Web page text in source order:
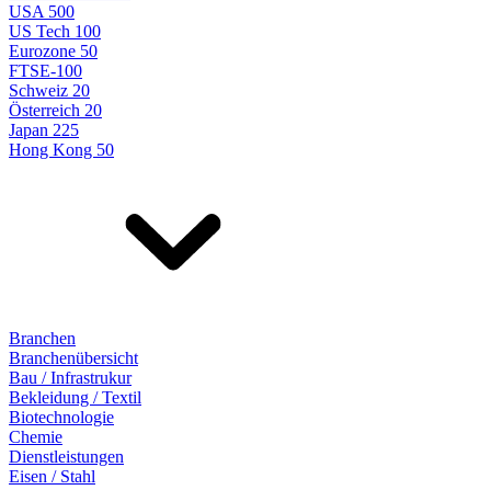
USA 500
US Tech 100
Eurozone 50
FTSE-100
Schweiz 20
Österreich 20
Japan 225
Hong Kong 50
Branchen
Branchenübersicht
Bau / Infrastrukur
Bekleidung / Textil
Biotechnologie
Chemie
Dienstleistungen
Eisen / Stahl